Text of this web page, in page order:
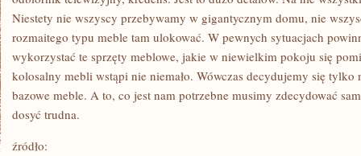
Niestety nie wszyscy przebywamy w gigantycznym domu, nie
rozmaitego typu meble tam ulokować. W pewnych sytuacjach
wykorzystać te sprzęty meblowe, jakie w niewielkim pokoju się
kolosalny mebli wstąpi nie niemało. Wówczas decydujemy się tylko
bazowe meble. A to, co jest nam potrzebne musimy zdecydować
dosyć trudna.
źródło: